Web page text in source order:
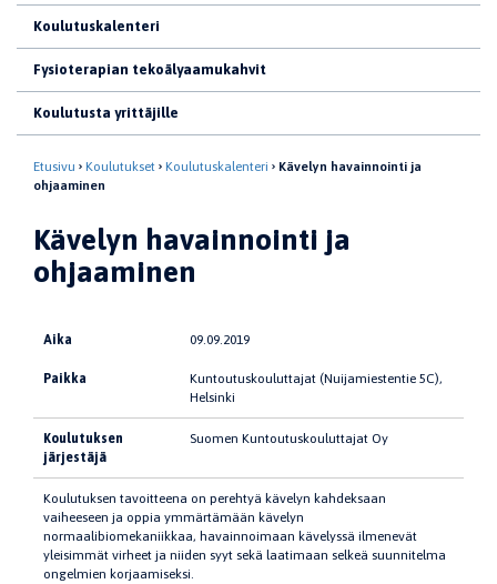
Koulutuskalenteri
Fysioterapian tekoälyaamukahvit
Koulutusta yrittäjille
Etusivu Koulutukset Koulutuskalenteri
Kävelyn havainnointi ja
ohjaaminen
Kävelyn havainnointi ja
ohjaaminen
Aika 09.09.2019
Paikka
Kuntoutuskouluttajat (Nuijamiestentie 5C),
Helsinki
Koulutuksen
järjestäjä
Suomen Kuntoutuskouluttajat Oy
Koulutuksen tavoitteena on perehtyä kävelyn kahdeksaan
vaiheeseen ja oppia ymmärtämään kävelyn
normaalibiomekaniikkaa, havainnoimaan kävelyssä ilmenevät
yleisimmät virheet ja niiden syyt sekä laatimaan selkeä suunnitelma
ongelmien korjaamiseksi.